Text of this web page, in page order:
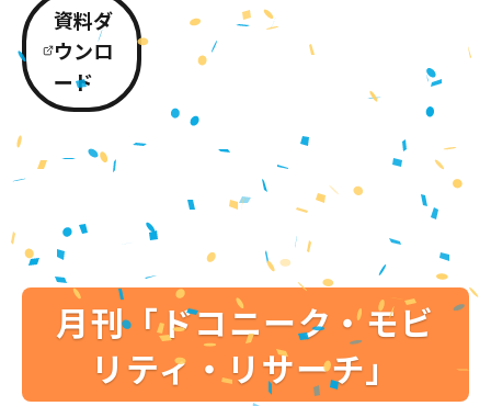
資料ダ
ウンロ
ード
月刊「ドコニーク・モビ
リティ・リサーチ」